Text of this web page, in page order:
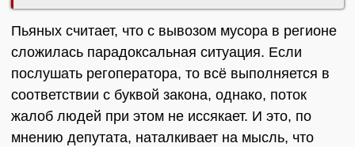
Пьяных считает, что с вывозом мусора в регионе
сложилась парадоксальная ситуация. Если
послушать регоператора, то всё выполняется в
соответствии с буквой закона, однако, поток
жалоб людей при этом не иссякает. И это, по
мнению депутата, наталкивает на мысль, что